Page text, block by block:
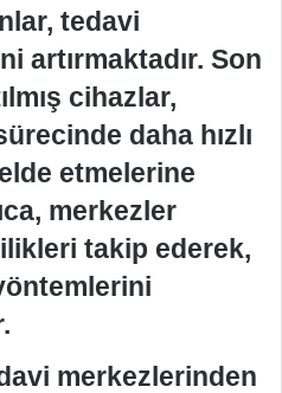
tedavi
artırmaktadır. Son
cihazlar,
daha hızlı
etmelerine
merkezler
takip ederek,
merkezlerinden